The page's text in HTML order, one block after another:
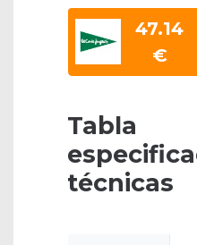
47.14
€
Tabla
técnicas